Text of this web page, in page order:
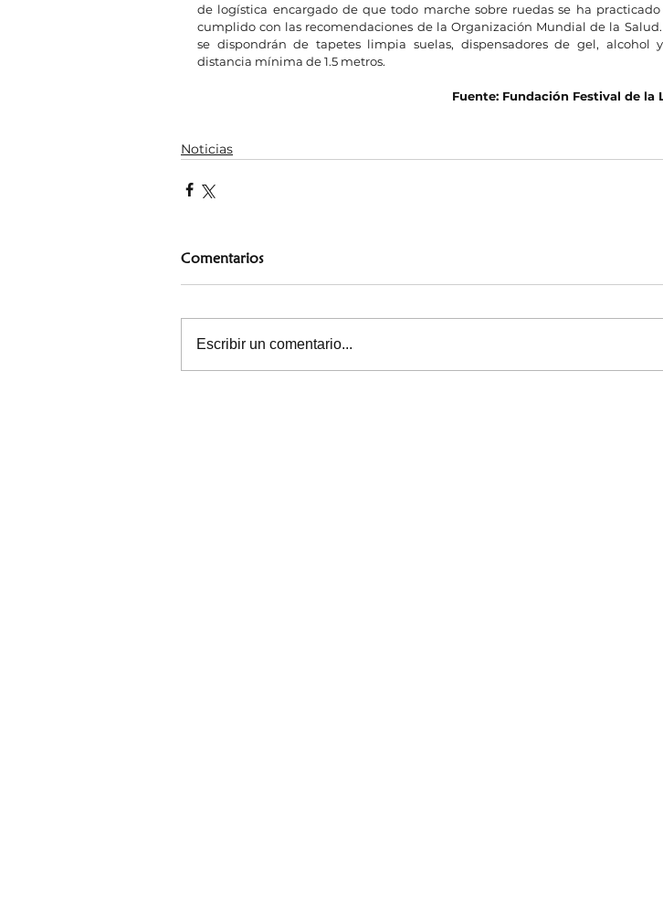
de logística encargado de que todo marche sobre ruedas se ha practicado
cumplido con las recomendaciones de la Organización Mundial de la
se dispondrán de tapetes limpia suelas, dispensadores de gel, alcohol
distancia mínima de 1.5 metros.
Fuente: Fundación Festival de la
Noticias
Comentarios
Escribir un comentario...